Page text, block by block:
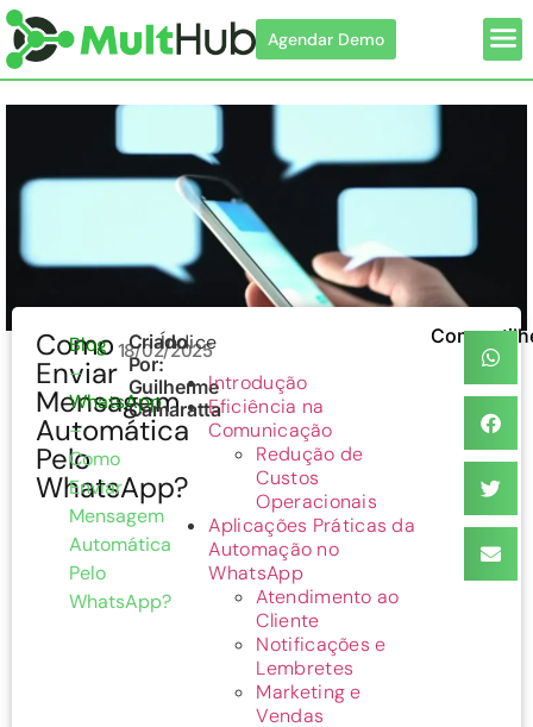
Agendar Demo
Como
Enviar
Mensagem
Automática
Pelo
WhatsApp?
Blog
–
WhatsApp
–
Como
Enviar
Mensagem
Automática
Pelo
WhatsApp?
18/02/2025
Criado
Por:
Guilherme
Camaratta
Índice
Introdução
Eficiência na
Comunicação
Redução de
Custos
Operacionais
Aplicações Práticas da
Automação no
WhatsApp
Atendimento ao
Cliente
Notificações e
Lembretes
Marketing e
Vendas